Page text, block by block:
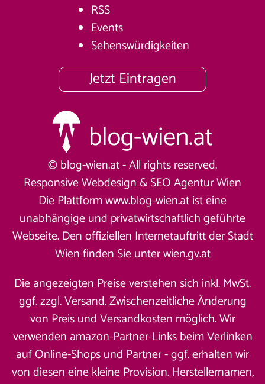
RSS
Events
Sehenswürdigkeiten
Jetzt Eintragen
© blog-wien.at - All rights reserved.
Responsive Webdesign &SEO Agentur Wien
Die Plattform www.blog-wien.at ist eine
unabhängige und privatwirtschaftlich geführte
Webseite. Den offiziellen Internetauftritt der Stadt
Wien finden Sie unterwien.gv.at
Die angezeigten Preise verstehen sich inkl. MwSt.
ggf. zzgl. Versand. Zwischenzeitliche Änderung
von Preis und Versandkosten möglich. Wir
verwenden amazon-Partner-Links beim Verlinken
auf Online-Shops und Partner - ggf. erhalten wir
von diesen eine kleine Provision. Herstellernamen,